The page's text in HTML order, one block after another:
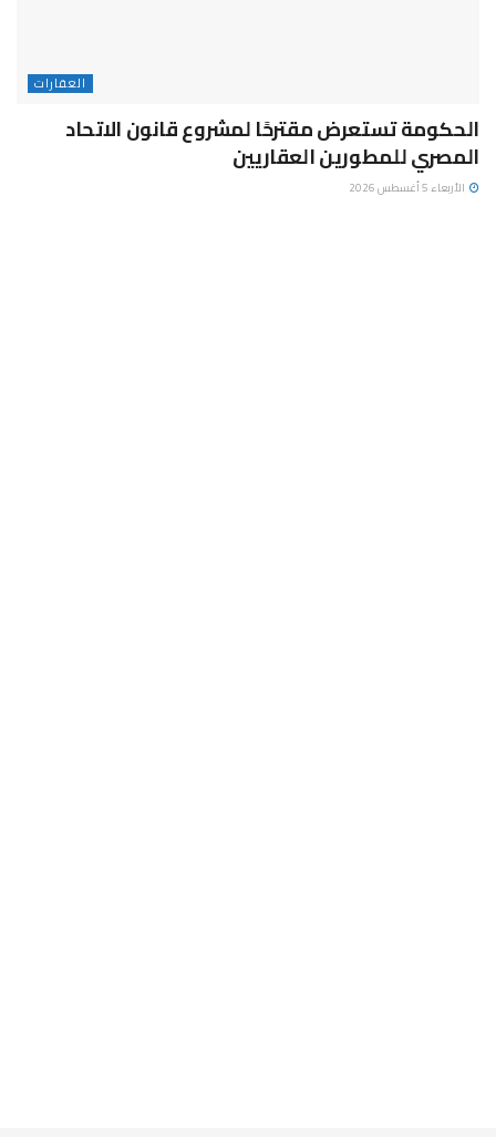
العقارات
الحكومة تستعرض مقترحًا لمشروع قانون الاتحاد
المصري للمطورين العقاريين
الأربعاء 5 أغسطس 2026